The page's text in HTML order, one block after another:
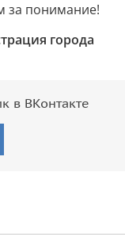
за понимание!
города
в ВКонтакте